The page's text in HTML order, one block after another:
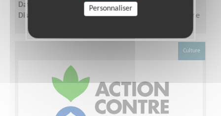
Date :
Disponibilité demandée :Quelques heures par semaine
Culture
Personnaliser